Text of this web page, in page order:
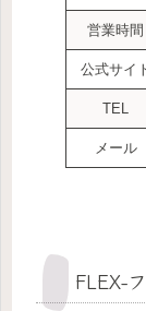
営業時間
公式サイ
TEL
メール
FLEX-